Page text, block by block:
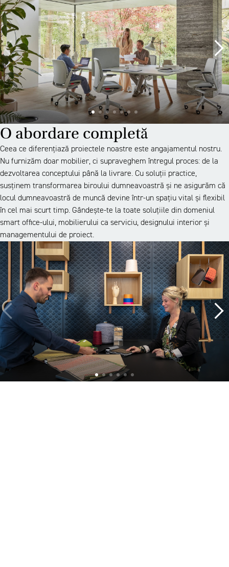
O abordare completă
Ceea ce diferențiază proiectele noastre este angajamentul nostru.
Nu furnizăm doar mobilier, ci supraveghem întregul proces: de la
dezvoltarea conceptului până la livrare. Cu soluții practice,
susținem transformarea biroului dumneavoastră și ne asigurăm că
locul dumneavoastră de muncă devine într-un spațiu vital și flexibil
în cel mai scurt timp. Gândește-te la toate soluțiile din domeniul
smart office-ului, mobilierului ca serviciu, designului interior și
managementului de proiect.